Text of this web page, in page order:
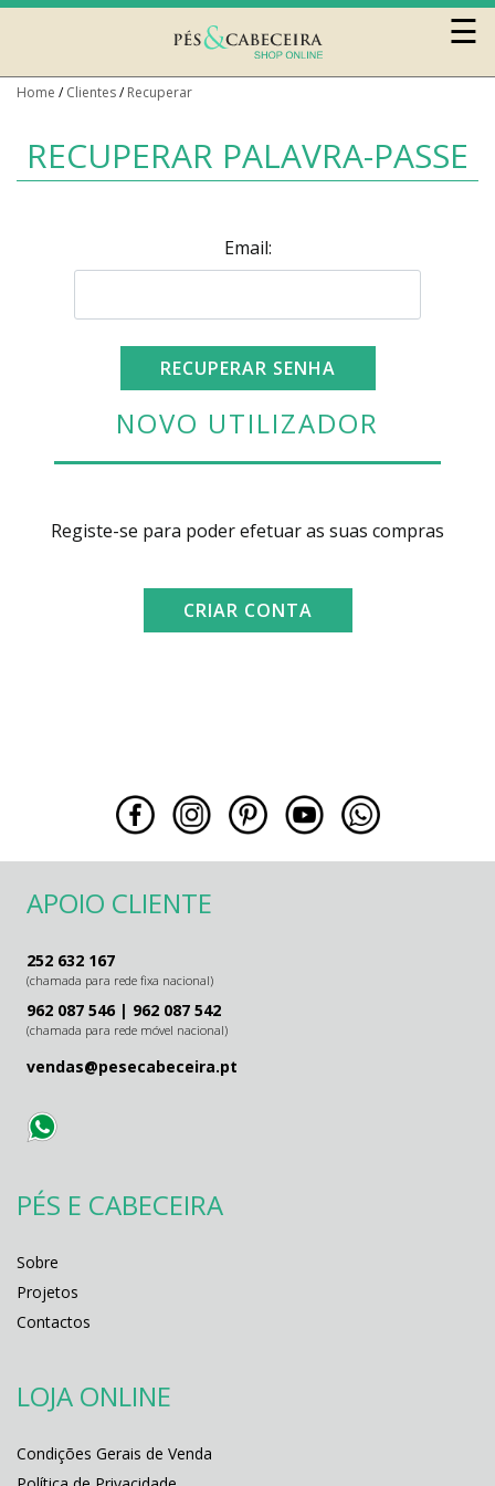
Móveis
Cadeirões
Decoração
☰
Home Clientes Recuperar
RECUPERAR PALAVRA-PASSE
Email:
RECUPERAR SENHA
NOVO UTILIZADOR
Registe-se para poder efetuar as suas compras
CRIAR CONTA
APOIO CLIENTE
252 632 167
(chamada para rede fixa nacional)
962 087 546 | 962 087 542
(chamada para rede móvel nacional)
vendas@pesecabeceira.pt
PÉS E CABECEIRA
Sobre
Projetos
Contactos
LOJA ONLINE
Condições Gerais de Venda